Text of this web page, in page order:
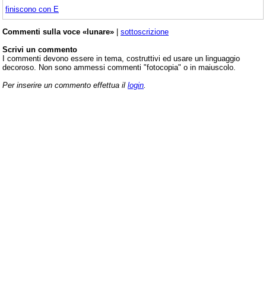
finiscono con E
Commenti sulla voce «lunare» | sottoscrizione
Scrivi un commento
I commenti devono essere in tema, costruttivi ed usare un linguaggio
decoroso. Non sono ammessi commenti "fotocopia" o in maiuscolo.
Per inserire un commento effettua il login